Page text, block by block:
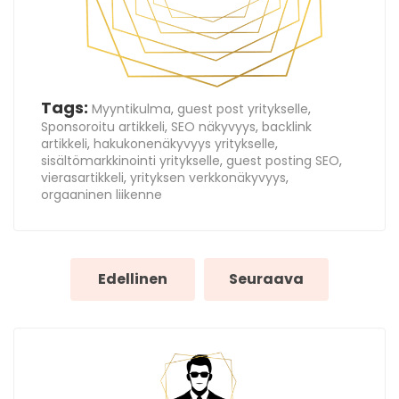
Tags: Myyntikulma, guest post yritykselle,
Sponsoroitu artikkeli, SEO näkyvyys, backlink
artikkeli, hakukonenäkyvyys yritykselle,
sisältömarkkinointi yritykselle, guest posting SEO,
vierasartikkeli, yrityksen verkkonäkyvyys,
orgaaninen liikenne
Edellinen Seuraava